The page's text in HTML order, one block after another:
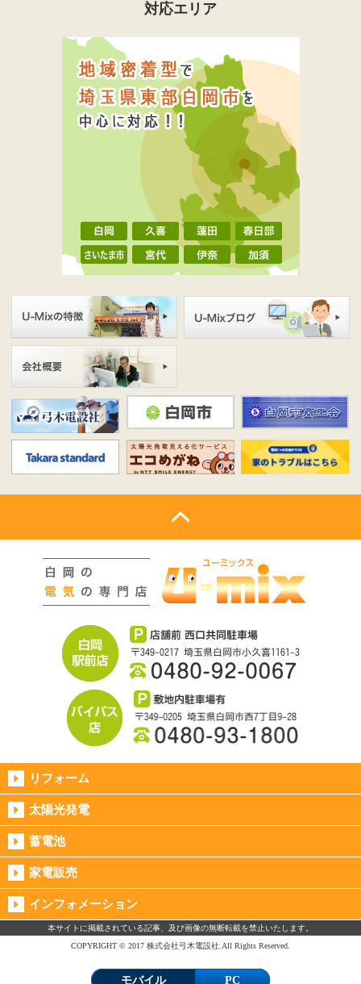
対応エリア
リフォーム
太陽光発電
蓄電池
家電販売
インフォメーション
本サイトに掲載されている記事、及び画像の無断転載を禁止いたします。
COPYRIGHT © 2017 株式会社弓木電設社.All Rights Reserved.
モバイル PC